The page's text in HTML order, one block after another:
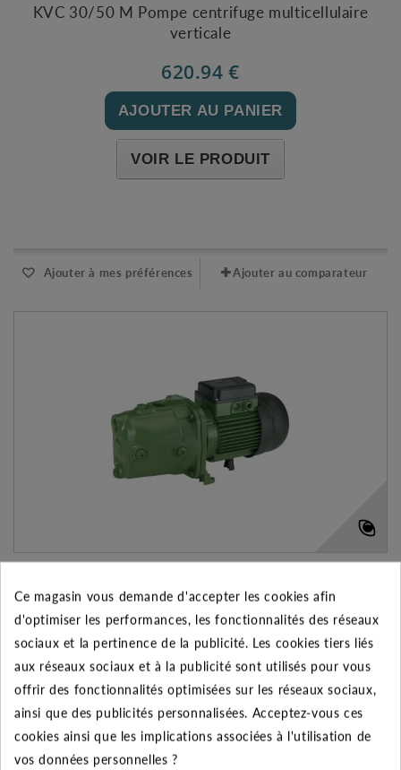
KVC 30/50 M Pompe centrifuge multicellulaire
verticale
620.94 €
AJOUTER AU PANIER
VOIR LE PRODUIT
Ajouter à mes préférences Ajouter au comparateur
223.49 €
AJOUTER AU PANIER
VOIR LE PRODUIT
Ce magasin vous demande d'accepter les cookies afin
d'optimiser les performances, les fonctionnalités des réseaux
sociaux et la pertinence de la publicité. Les cookies tiers liés
aux réseaux sociaux et à la publicité sont utilisés pour vous
offrir des fonctionnalités optimisées sur les réseaux sociaux,
ainsi que des publicités personnalisées. Acceptez-vous ces
cookies ainsi que les implications associées à l'utilisation de
vos données personnelles ?